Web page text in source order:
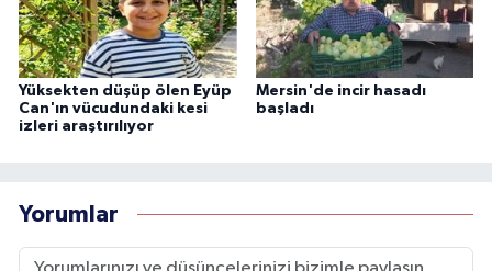
Yüksekten düşüp ölen Eyüp
Can'ın vücudundaki kesi
izleri araştırılıyor
Mersin'de incir hasadı
başladı
Yorumlar